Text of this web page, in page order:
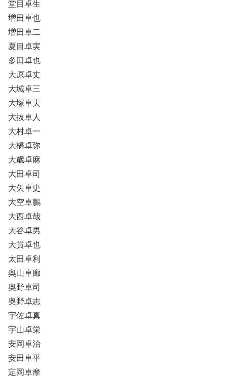
堂目卓生
増田卓也
増田卓二
夏目卓実
多田卓也
大原卓丈
大城卓三
大塚卓夫
大抜卓人
大村卓一
大橋卓弥
大歳卓麻
大田卓司
大矢卓史
大空卓鵬
大西卓哉
大谷卓男
大貫卓也
太田卓利
奥山卓廊
奥野卓司
奥野卓志
宇佐卓真
宇山卓栄
安岡卓治
安田卓平
定岡卓摩